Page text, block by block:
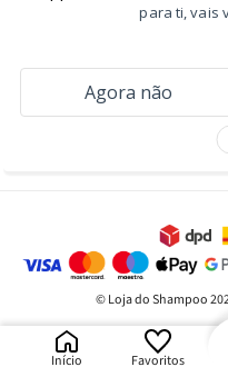
Início Favoritos
© Loja do Shampoo